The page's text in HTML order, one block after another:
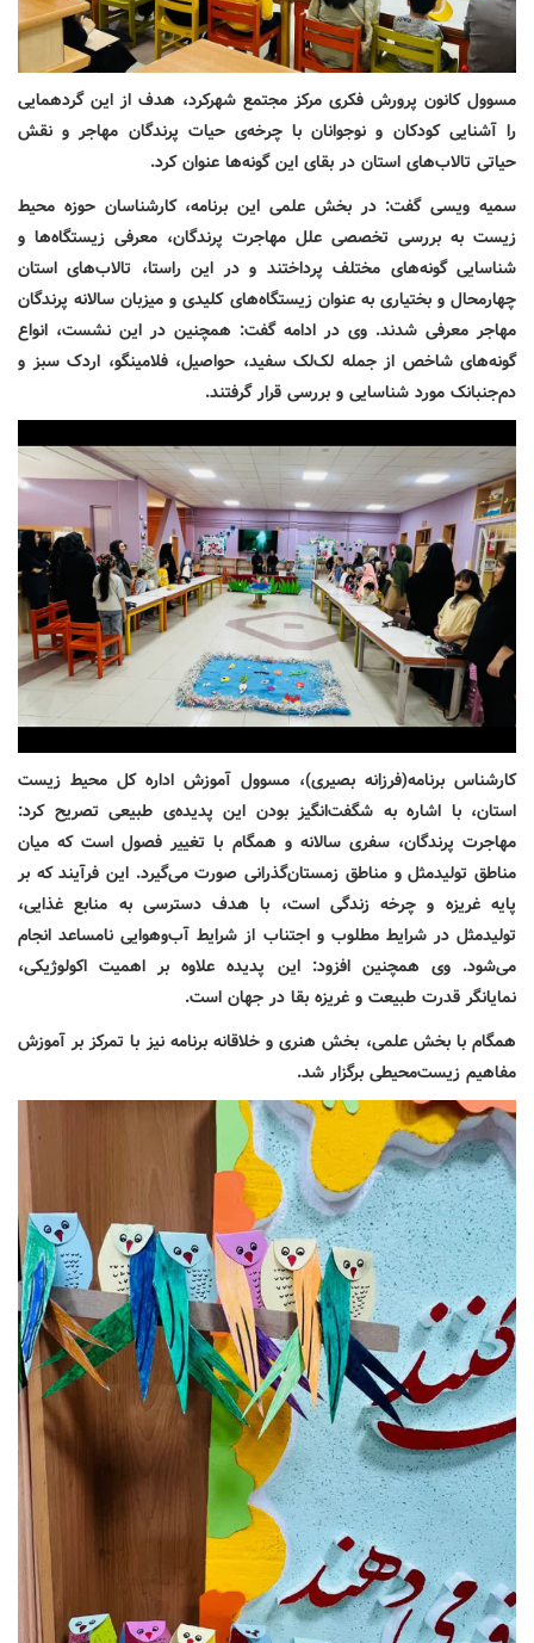
مسوول کانون پرورش فکری مرکز مجتمع شهرکرد، هدف از این گردهمایی
را آشنایی کودکان و نوجوانان با چرخه‌ی حیات پرندگان مهاجر و نقش
حیاتی تالاب‌های استان در بقای این گونه‌ها عنوان کرد.
سمیه ویسی گفت: در بخش علمی این برنامه، کارشناسان حوزه محیط
زیست به بررسی تخصصی علل مهاجرت پرندگان، معرفی زیستگاه‌ها و
شناسایی گونه‌های مختلف پرداختند و در این راستا، تالاب‌های استان
چهارمحال و بختیاری به عنوان زیستگاه‌های کلیدی و میزبان سالانه پرندگان
مهاجر معرفی شدند. وی در ادامه گفت: همچنین در این نشست، انواع
گونه‌های شاخص از جمله لک‌لک سفید، حواصیل، فلامینگو، اردک سبز و
دم‌جنبانک مورد شناسایی و بررسی قرار گرفتند.
کارشناس برنامه(فرزانه بصیری)، مسوول آموزش اداره کل محیط زیست
استان، با اشاره به شگفت‌انگیز بودن این پدیده‌ی طبیعی تصریح کرد:
مهاجرت پرندگان، سفری سالانه و همگام با تغییر فصول است که میان
مناطق تولیدمثل و مناطق زمستان‌گذرانی صورت می‌گیرد. این فرآیند که بر
پایه غریزه و چرخه زندگی است، با هدف دسترسی به منابع غذایی،
تولیدمثل در شرایط مطلوب و اجتناب از شرایط آب‌وهوایی نامساعد انجام
می‌شود. وی همچنین افزود: این پدیده علاوه بر اهمیت اکولوژیکی،
نمایانگر قدرت طبیعت و غریزه بقا در جهان است.
همگام با بخش علمی، بخش هنری و خلاقانه برنامه نیز با تمرکز بر آموزش
مفاهیم زیست‌محیطی برگزار شد.